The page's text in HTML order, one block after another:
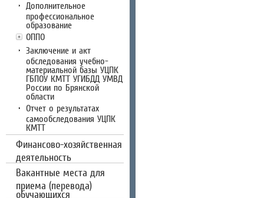
Дополнительное
профессиональное
образование
ОППО
Заключение и акт
обследования учебно-
материальной базы УЦПК
ГБПОУ КМТТ УГИБДД УМВД
России по Брянской
области
Отчет о результатах
самообследования УЦПК
КМТТ
Финансово-хозяйственная
деятельность
Вакантные места для
приема (перевода)
обучающихся